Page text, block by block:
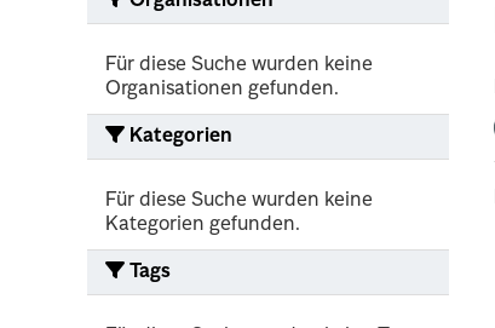
Für diese Suche wurden keine
Organisationen gefunden.
Kategorien
Für diese Suche wurden keine
Kategorien gefunden.
Tags